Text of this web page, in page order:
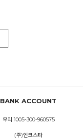
BANK ACCOUNT
우리 1005-300-960575
(주)엔코스타